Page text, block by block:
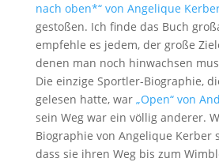
nach oben*“ von Angelique
gestoßen. Ich finde das Buch
empfehle es jedem, der große
denen man noch hinwachsen
Die einzige Sportler-Biographie,
gelesen hatte, war „Open“ von
sein Weg war ein völlig anderer.
Biographie von Angelique Kerber
dass sie ihren Weg bis zum